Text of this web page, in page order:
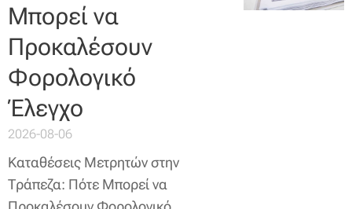
Μπορεί να
Προκαλέσουν
Φορολογικό
Έλεγχο
2026-08-06
Καταθέσεις Μετρητών στην
Τράπεζα: Πότε Μπορεί να